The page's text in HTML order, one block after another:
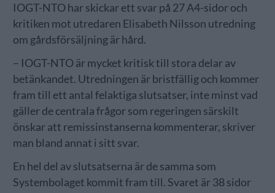
IOGT-NTO har skickar ett svar på 27 A4-sidor och
kritiken mot utredaren Elisabeth Nilsson utredning
om gårdsförsäljning är hård.
– IOGT-NTO är mycket kritisk till stora delar av
betänkandet. Utredningen är bristfällig och kommer
fram till ett antal felaktiga slutsatser, inte minst vad
gäller de centrala frågor som regeringen särskilt
önskar att remissinstanserna kommenterar, skriver
man bland annat i sitt svar.
En hel del av slutsatserna är de samma som
Systembolaget kommit fram till. Svaret är 38 sidor